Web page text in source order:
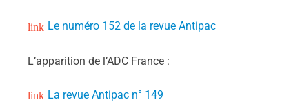
Le numéro 152 de la revue Antipac
L’apparition de l’ADC France :
La revue Antipac n° 149